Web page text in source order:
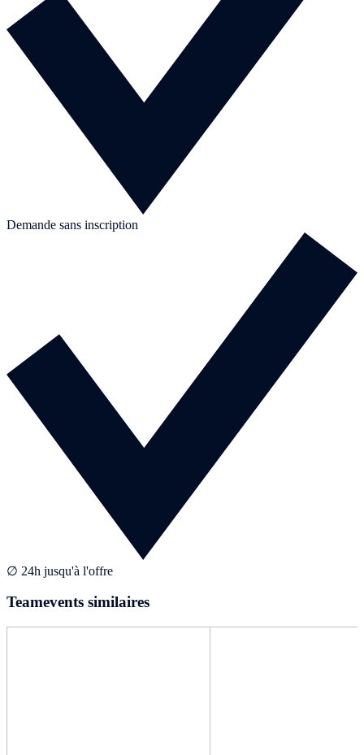
Demande sans inscription
∅ 24h jusqu'à l'offre
Teamevents similaires